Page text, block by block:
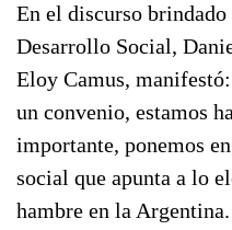
En el discurso
Desarrollo Social,
Eloy Camus,
un convenio, estamos
importante, ponemos
social que apunta a lo
hambre en la